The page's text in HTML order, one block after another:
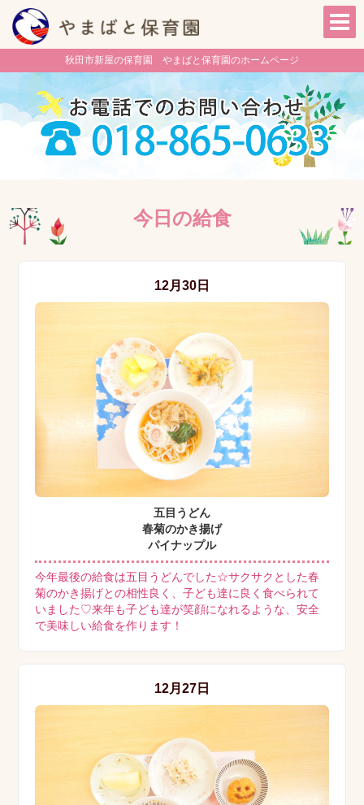
秋田市新屋の保育園 やまばと保育園のホームページ
今日の給食
12月30日
五目うどん
春菊のかき揚げ
パイナップル
今年最後の給食は五目うどんでした☆サクサクとした春
菊のかき揚げとの相性良く、子ども達に良く食べられて
いました♡来年も子ども達が笑顔になれるような、安全
で美味しい給食を作ります！
12月27日